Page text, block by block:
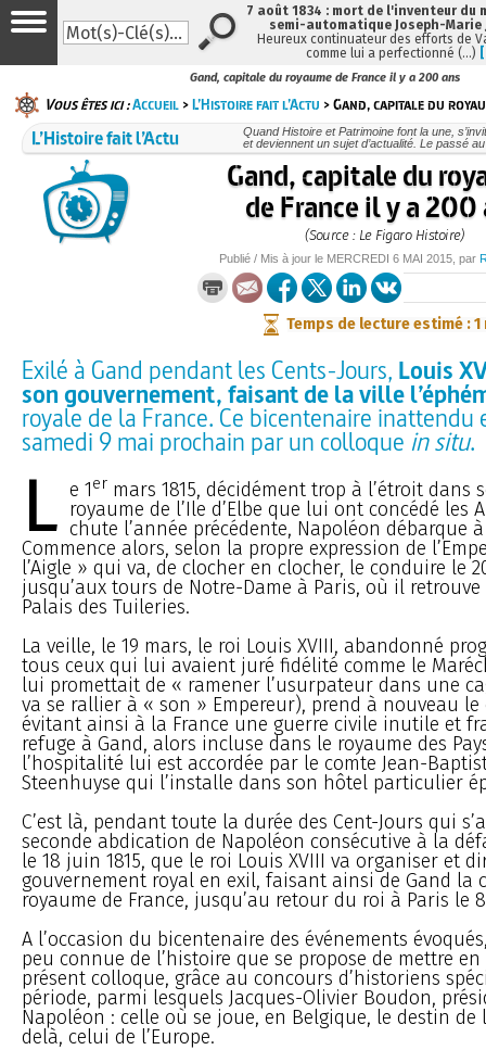
Gand, capitale du royaume de France il y a 200 ans
Vous êtes ici :Accueil >L’Histoire fait l’Actu > Gand, capitale du
L’Histoire fait l’Actu
Quand Histoire et Patrimoine font la une,
et deviennent un sujet d’actualité. Le passé
Gand, capitale du
de France il y a 200
(Source : Le Figaro Histoire)
Publié / Mis à jour le MERCREDI 6 MAI 2015 , par
Temps de lecture estimé : 1
Exilé à Gand pendant les Cents-Jours, Louis
son gouvernement, faisant de la ville
royale de la France. Ce bicentenaire inattendu
samedi 9 mai prochain par un colloque in situ.
L e 1er mars 1815, décidément trop à l’étroit dans
royaume de l’Ile d’Elbe que lui ont concédé les
chute l’année précédente, Napoléon débarque
Commence alors, selon la propre expression de
l’Aigle » qui va, de clocher en clocher, le conduire le
jusqu’aux tours de Notre-Dame à Paris, où il
Palais des Tuileries.
La veille, le 19 mars, le roi Louis XVIII, abandonné
tous ceux qui lui avaient juré fidélité comme le
lui promettait de « ramener l’usurpateur dans une
va se rallier à « son » Empereur), prend à nouveau le
évitant ainsi à la France une guerre civile inutile et
refuge à Gand, alors incluse dans le royaume des
l’hospitalité lui est accordée par le comte Jean-
Steenhuyse qui l’installe dans son hôtel particulier
C’est là, pendant toute la durée des Cent-Jours qui
seconde abdication de Napoléon consécutive à la
le 18 juin 1815, que le roi Louis XVIII va organiser et
gouvernement royal en exil, faisant ainsi de Gand la
royaume de France, jusqu’au retour du roi à Paris le
A l’occasion du bicentenaire des événements
peu connue de l’histoire que se propose de mettre
présent colloque, grâce au concours d’historiens
période, parmi lesquels Jacques-Olivier Boudon,
Napoléon : celle où se joue, en Belgique, le destin de
delà, celui de l’Europe.
7 août 1834 : mort de l'inventeur du
semi-automatique Joseph-Marie
Heureux continuateur des efforts de
comme lui a perfectionné (…)